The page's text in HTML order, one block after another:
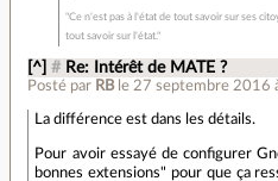
"Ce n'est pas à l'état de tout savoir sur ses
tout savoir sur l'état."
[^] # Re: Intérêt de MATE ?
Posté par RB le 27 septembre 2016
La différence est dans les détails.
Pour avoir essayé de configurer
bonnes extensions" pour que ça